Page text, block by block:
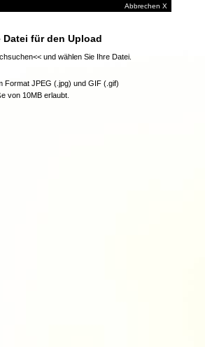
Abbrechen X
Datei für den Upload
und wählen Sie Ihre Datei.
Format JPEG (.jpg) und GIF (.gif)
von 10MB erlaubt.